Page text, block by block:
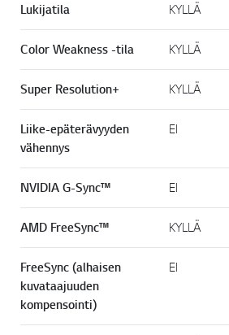
Lukijatila KYLLÄ
Color Weakness -tila KYLLÄ
Super Resolution+ KYLLÄ
Liike-epäterävyyden
vähennys
EI
NVIDIA G-Sync™ EI
AMD FreeSync™ KYLLÄ
FreeSync (alhaisen
kuvataajuuden
kompensointi)
EI